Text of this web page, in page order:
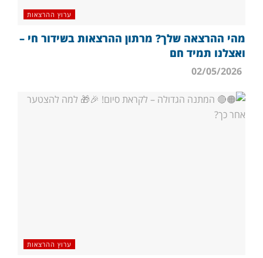
ערוץ ההרצאות
מהי ההרצאה שלך? מרתון ההרצאות בשידור חי –
ואצלנו תמיד חם
ערוץ ההרצאות